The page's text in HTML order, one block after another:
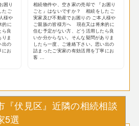
困り
たご
様や
的に
ら良
ま
出の
にお
相続物件や、空き家の売却で 『お困り
ごと』はないですか？ 相続をしたご
実家及び不動産でお困りの ご本人様や
ご親族の皆様方へ 現在又は将来的に
住む予定がない方、どう活用したら良
いか分からない。そんな疑問がありま
したら一度、ご連絡下さい。思い出の
詰まったご実家の有効活用を丁寧にお
客 ...
『伏見区』近隣の相続相談
5選